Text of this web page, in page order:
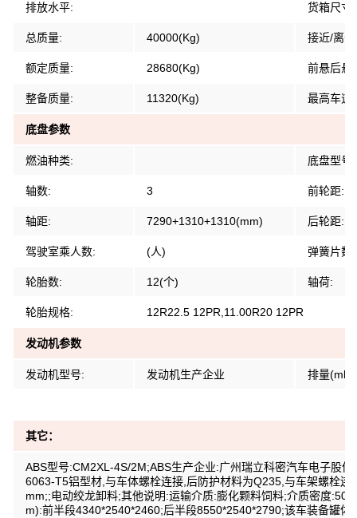
排放水平: 货箱尺寸:
总质量: 40000(Kg) 接近/离
额定质量: 28680(Kg) 前悬后悬:
整备质量: 11320(Kg) 最高车速:
底盘参数
燃油种类: 底盘型号:
轴数: 3 前轮距:
轴距: 7290+1310+1310(mm) 后轮距:
驾驶室乘人数: (人) 弹簧片数:
轮胎数: 12(个) 轴荷:
轮胎规格: 12R22.5 12PR,11.00R20 12PR
发动机参数
发动机型号: 发动机生产企业 排量(ml)
其它：
ABS型号:CM2XL-4S/2M;ABS生产企业:广州瑞立科密汽车电子股
6063-T5铝型材,与车体螺栓连接,后防护材料为Q235,与车架螺栓
mm;;电动绞龙卸料;其他说明:运输介质:膨化颗料饲料;介质密度
m):前半段4340*2540*2460;后半段8550*2540*2790;该车装备罐